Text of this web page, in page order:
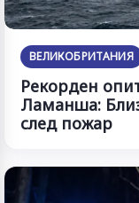
ВЕЛИКОБРИТАНИЯ
Рекорден
Ламанша:
след пожар